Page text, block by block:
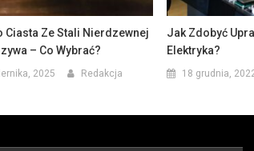
Ciasta Ze Stali Nierdzewnej
– Co Wybrać?
2025 Redakcja
Jak Zdobyć
Elektryka?
18 grudnia,